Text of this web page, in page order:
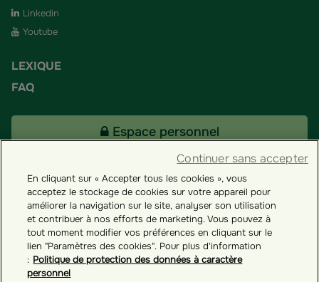
Linkedin
Youtube
LEXIQUE
FAQ
Espace personnel
Tous nos fonds
Contact
En cliquant sur « Accepter tous les cookies », vous
acceptez le stockage de cookies sur votre appareil pour
améliorer la navigation sur le site, analyser son utilisation
et contribuer à nos efforts de marketing. Vous pouvez à
tout moment modifier vos préférences en cliquant sur le
lien "Paramètres des cookies". Pour plus d'information
: Politique de protection des données à caractère
personnel
Continuer sans accepter